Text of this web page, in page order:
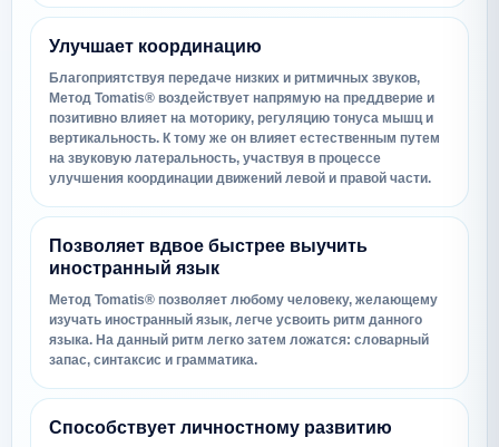
Улучшает координацию
Благоприятствуя передаче низких и ритмичных звуков,
Метод Tomatis® воздействует напрямую на преддверие и
позитивно влияет на моторику, регуляцию тонуса мышц и
вертикальность. К тому же он влияет естественным путем
на звуковую латеральность, участвуя в процессе
улучшения координации движений левой и правой части.
Позволяет вдвое быстрее выучить
иностранный язык
Метод Tomatis® позволяет любому человеку, желающему
изучать иностранный язык, легче усвоить ритм данного
языка. На данный ритм легко затем ложатся: словарный
запас, синтаксис и грамматика.
Способствует личностному развитию